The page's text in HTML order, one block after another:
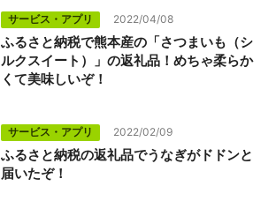
サービス・アプリ 2022/04/08
ふるさと納税で熊本産の「さつまいも（シ
ルクスイート）」の返礼品！めちゃ柔らか
くて美味しいぞ！
サービス・アプリ 2022/02/09
ふるさと納税の返礼品でうなぎがドドンと
届いたぞ！